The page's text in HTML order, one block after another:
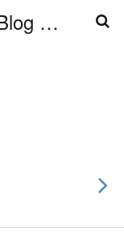
wjk Exclusive MINO Blog ブログ